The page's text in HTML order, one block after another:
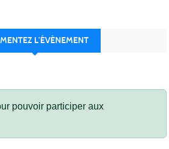
L’ÉVÈNEMENT
pouvoir participer aux